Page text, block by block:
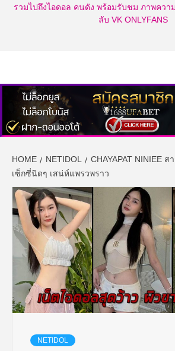
รวมไปถึงไอดอล คนดัง พร้อมรับชม ภาพควา
ลับ VK ONLYFANS
HOME NETIDOL
CHAYAPAT NINIEE
เซ็กซี่นิดๆ เสน่ห์แพรวพราว
NETIDOL